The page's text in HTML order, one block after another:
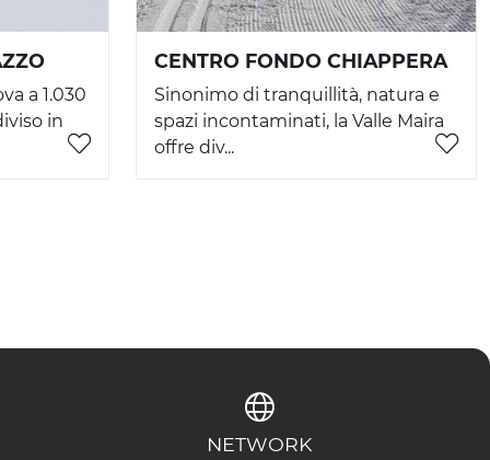
a 1.030
in
CENTRO FONDO CHIAPPERA
Sinonimo di tranquillità, natura e
spazi incontaminati, la Valle Maira
offre div...
NETWORK